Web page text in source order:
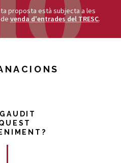
proposta està subjecta a les
venda d'entrades del TRESC.